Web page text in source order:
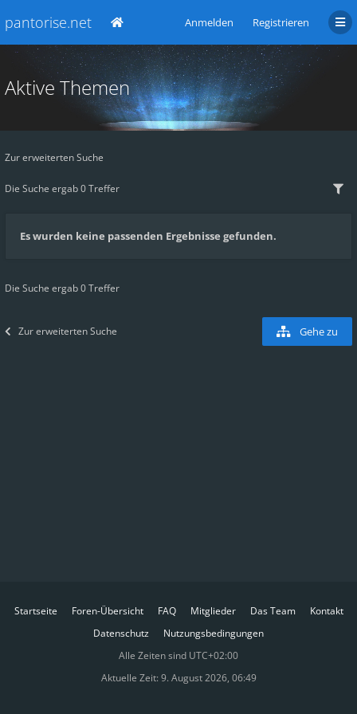
pantorise.net Anmelden Registrieren
Aktive Themen
Zur erweiterten Suche
Die Suche ergab 0 Treffer
Es wurden keine passenden Ergebnisse gefunden.
Die Suche ergab 0 Treffer
Zur erweiterten Suche Gehe zu
Startseite Foren-Übersicht FAQ Mitglieder Das Team
Kontakt
Datenschutz
Nutzungsbedingungen
Alle Zeiten sind UTC+02:00
Aktuelle Zeit: 9. August 2026, 06:49